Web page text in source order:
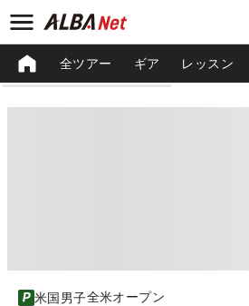
全ツアー ギア レッスン
米国男子全米オープン